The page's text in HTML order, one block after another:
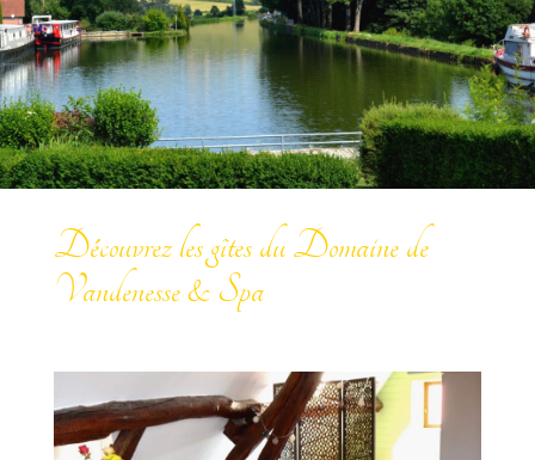
Découvrez les gîtes du Domaine de
Vandenesse & Spa